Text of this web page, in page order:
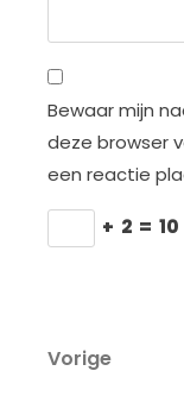
Bewaar mijn
deze browser
een reactie
+ 2 = 10
Vorig
Vorige